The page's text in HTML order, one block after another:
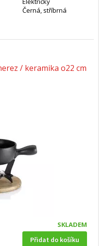
Černá, stříbrná
/ keramika o22 cm
SKLADEM
Přidat do košíku